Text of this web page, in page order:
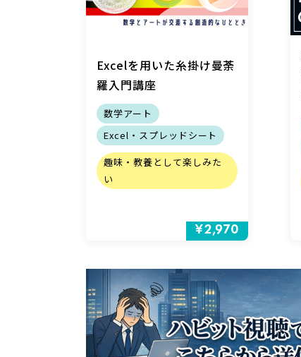
Excelを用いた糸掛け曼荼
羅入門講座
数学アート
Excel・スプレッドシート
趣味・教養として楽しみた
い
¥2,970